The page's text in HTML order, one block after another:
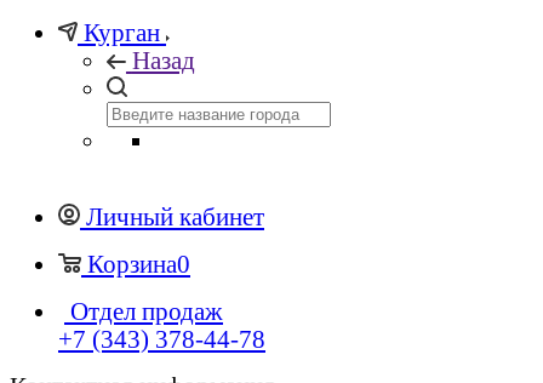
Курган
Назад
Личный кабинет
Корзина0
Отдел продаж
+7 (343) 378-44-78